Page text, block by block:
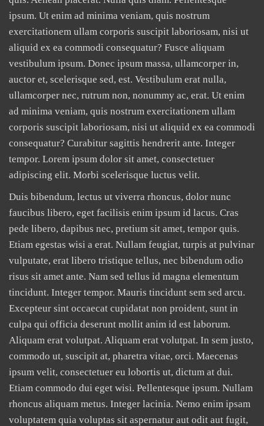
ipsum. Ut enim ad minima veniam, quis nostrum
exercitationem ullam corporis suscipit laboriosam, nisi ut
aliquid ex ea commodi consequatur? Fusce aliquam
vestibulum ipsum. Donec ipsum massa, ullamcorper in,
auctor et, scelerisque sed, est. Vestibulum erat nulla,
ullamcorper nec, rutrum non, nonummy ac, erat. Ut enim
ad minima veniam, quis nostrum exercitationem ullam
corporis suscipit laboriosam, nisi ut aliquid ex ea commodi
consequatur? Curabitur sagittis hendrerit ante. Integer
tempor. Lorem ipsum dolor sit amet, consectetuer
adipiscing elit. Morbi scelerisque luctus velit.
Duis bibendum, lectus ut viverra rhoncus, dolor nunc
faucibus libero, eget facilisis enim ipsum id lacus. Cras
pede libero, dapibus nec, pretium sit amet, tempor quis.
Etiam egestas wisi a erat. Nullam feugiat, turpis at pulvinar
vulputate, erat libero tristique tellus, nec bibendum odio
risus sit amet ante. Nam sed tellus id magna elementum
tincidunt. Integer tempor. Mauris tincidunt sem sed arcu.
Excepteur sint occaecat cupidatat non proident, sunt in
culpa qui officia deserunt mollit anim id est laborum.
Aliquam erat volutpat. Aliquam erat volutpat. In sem justo,
commodo ut, suscipit at, pharetra vitae, orci. Maecenas
ipsum velit, consectetuer eu lobortis ut, dictum at dui.
Etiam commodo dui eget wisi. Pellentesque ipsum. Nullam
rhoncus aliquam metus. Integer lacinia. Nemo enim ipsam
voluptatem quia voluptas sit aspernatur aut odit aut fugit,